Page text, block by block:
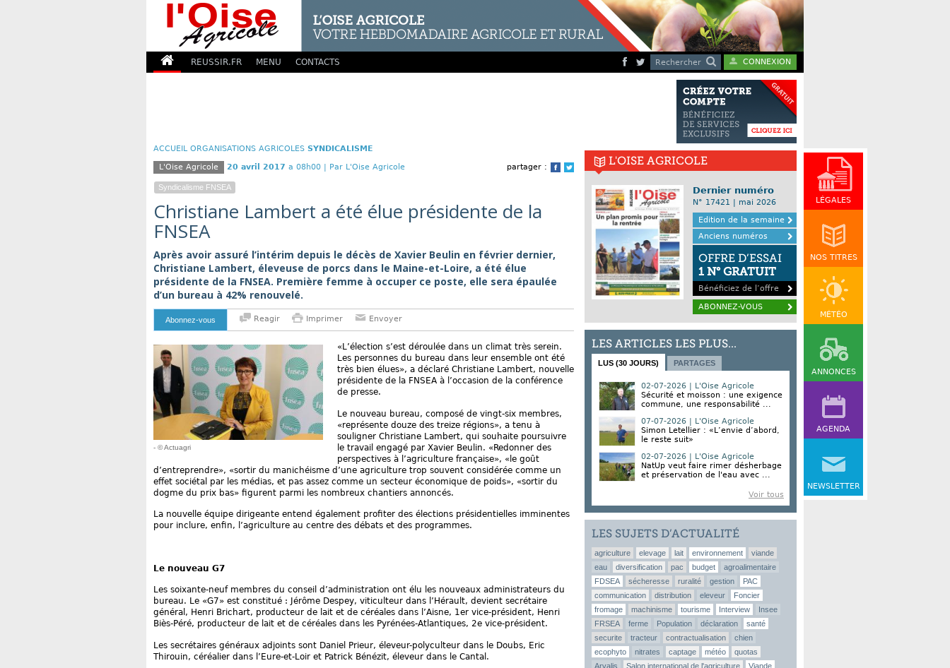
REUSSIR.FR MENU CONTACTS Rechercher CONNEXION
LÉGALES
NOS TITRES
MÉTÉO
ANNONCES
AGENDA
NEWSLETTER
ACCUEIL ORGANISATIONS AGRICOLES SYNDICALISME
partager :
Facebook
Twitter
L'Oise Agricole 20 avril 2017 a 08h00 | Par L'Oise Agricole
Syndicalisme FNSEA
Christiane Lambert a été élue présidente de la
FNSEA
Après avoir assuré l’intérim depuis le décès de Xavier Beulin en février dernier,
Christiane Lambert, éleveuse de porcs dans le Maine-et-Loire, a été élue
présidente de la FNSEA. Première femme à occuper ce poste, elle sera épaulée
d’un bureau à 42% renouvelé.
Abonnez-vous Reagir Imprimer Envoyer
- © Actuagri
«L’élection s’est déroulée dans un climat très serein.
Les personnes du bureau dans leur ensemble ont été
très bien élues», a déclaré Christiane Lambert, nouvelle
présidente de la FNSEA à l’occasion de la conférence
de presse.
Le nouveau bureau, composé de vingt-six membres,
«représente douze des treize régions», a tenu à
souligner Christiane Lambert, qui souhaite poursuivre
le travail engagé par Xavier Beulin. «Redonner des
perspectives à l’agriculture française», «le goût
d’entreprendre», «sortir du manichéisme d’une agriculture trop souvent considérée comme un
effet sociétal par les médias, et pas assez comme un secteur économique de poids», «sortir du
dogme du prix bas» figurent parmi les nombreux chantiers annoncés.
La nouvelle équipe dirigeante entend également profiter des élections présidentielles imminentes
pour inclure, enfin, l’agriculture au centre des débats et des programmes.
Le nouveau G7
Les soixante-neuf membres du conseil d’administration ont élu les nouveaux administrateurs du
bureau. Le «G7» est constitué : Jérôme Despey, viticulteur dans l’Hérault, devient secrétaire
général, Henri Brichart, producteur de lait et de céréales dans l’Aisne, 1er vice-président, Henri
Biès-Péré, producteur de lait et de céréales dans les Pyrénées-Atlantiques, 2e vice-président.
Les secrétaires généraux adjoints sont Daniel Prieur, éleveur-polyculteur dans le Doubs, Eric
Thirouin, céréalier dans l’Eure-et-Loir et Patrick Bénézit, éleveur dans le Cantal.
L'OISE AGRICOLE
Dernier numéro
N° 17421 | mai 2026
Edition de la semaine
Anciens numéros
OFFRE D’ESSAI
1 N° GRATUIT
Bénéficiez de l’offre
ABONNEZ-VOUS
LES ARTICLES LES PLUS...
LUS (30 JOURS) PARTAGES
02-07-2026 | L'Oise Agricole
Sécurité et moisson : une exigence
commune, une responsabilité ...
07-07-2026 | L'Oise Agricole
Simon Letellier : «L’envie d’abord,
le reste suit»
02-07-2026 | L'Oise Agricole
NatUp veut faire rimer désherbage
et préservation de l'eau avec ...
Voir tous
LES SUJETS D’ACTUALITÉ
agriculture elevage lait environnement
viande
eau
diversification pac budget
agroalimentaire
FDSEA
sécheresse ruralité gestion
PAC
communication
distribution eleveur
Foncier
fromage
machinisme tourisme Interview
Insee
FRSEA
ferme Population déclaration
santé
securite
tracteur contractualisation
chien
ecophyto
nitrates captage météo
quotas
Arvalis
Salon international de l'agriculture
Viande